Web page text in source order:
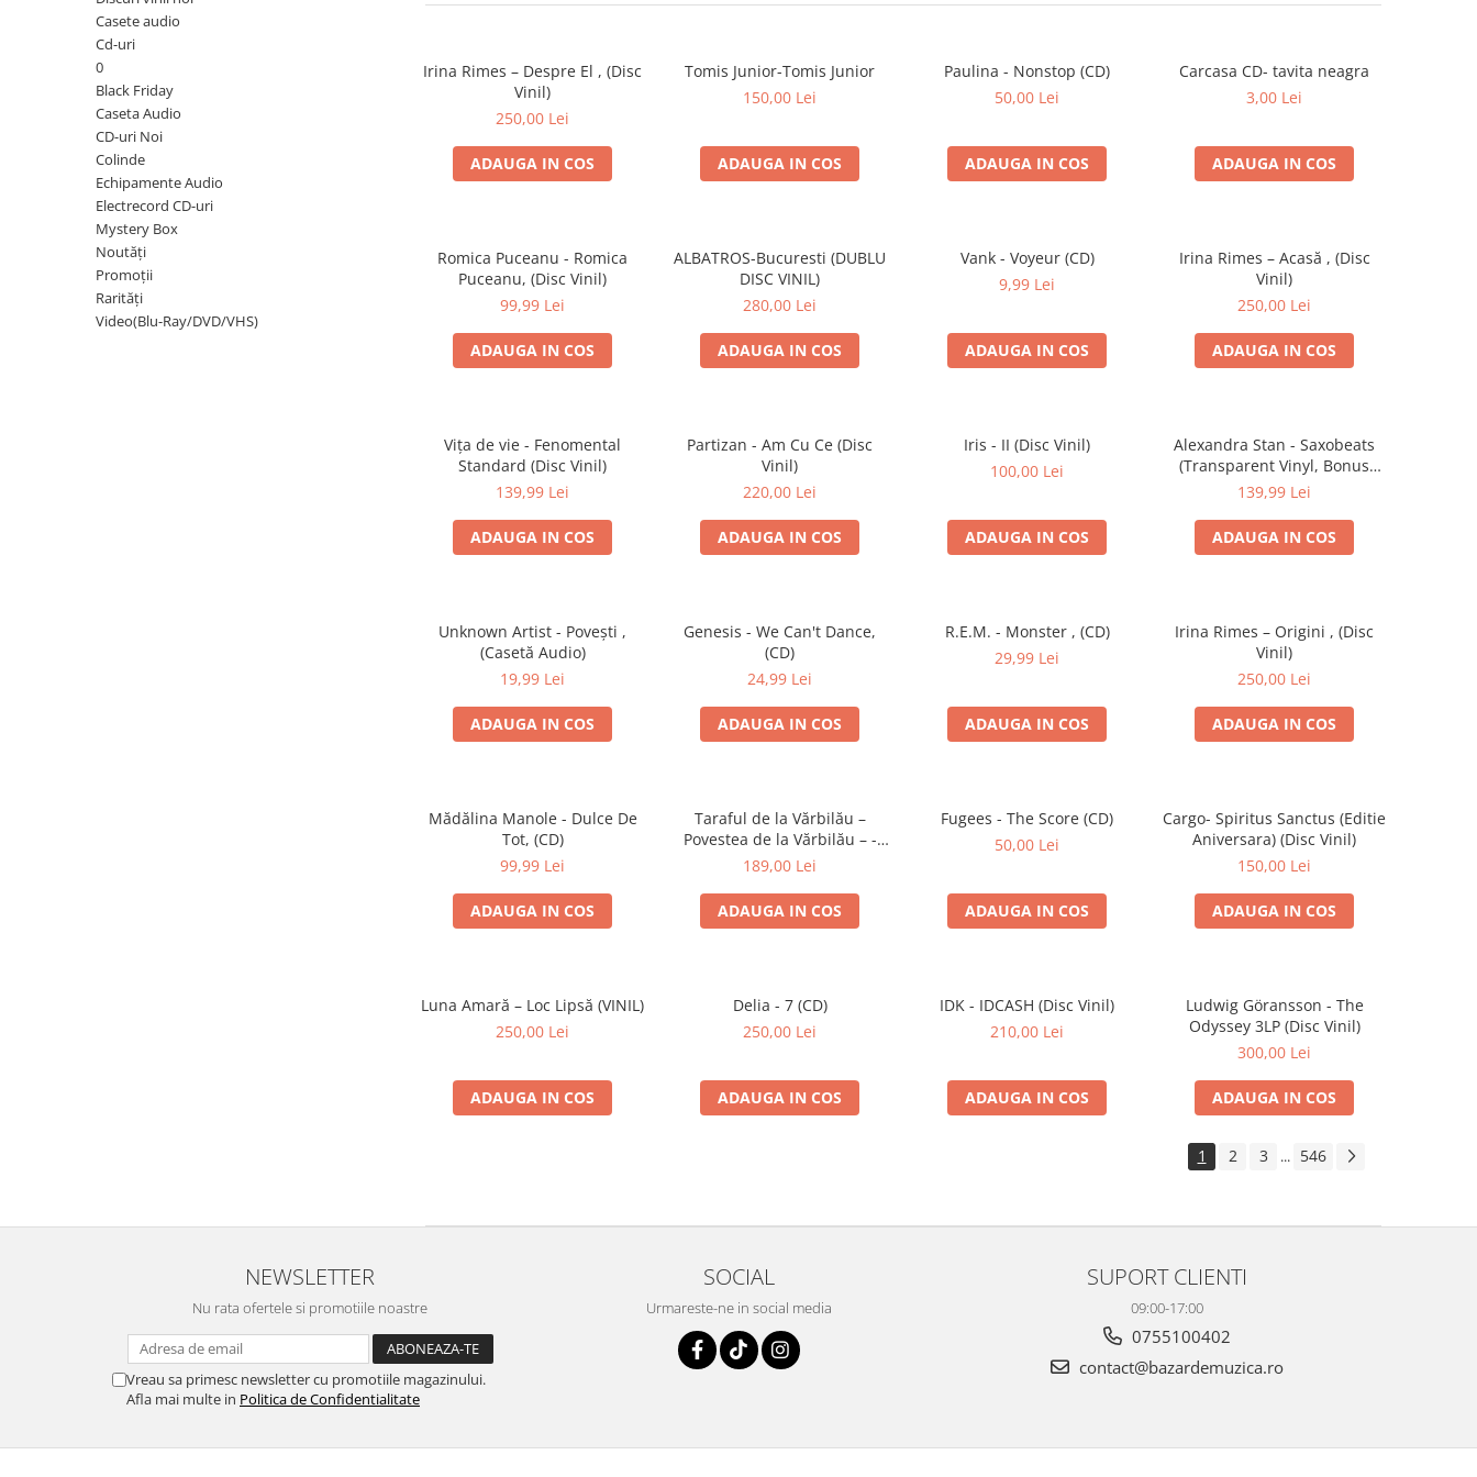
Viniluri Românești
Colecția Electrecord
Casete audio
Cd-uri
0
Black Friday
Caseta Audio
CD-uri Noi
Colinde
Echipamente Audio
Electrecord CD-uri
Mystery Box
Noutăți
Promoții
Rarități
Video(Blu-Ray/DVD/VHS)
Irina Rimes – Despre El , (Disc
Vinil)
250,00 Lei
ADAUGA IN COS
Tomis Junior-Tomis Junior
150,00 Lei
ADAUGA IN COS
Paulina - Nonstop (CD)
50,00 Lei
ADAUGA IN COS
Carcasa CD- tavita neagra
3,00 Lei
ADAUGA IN COS
Romica Puceanu - Romica
Puceanu, (Disc Vinil)
99,99 Lei
ADAUGA IN COS
ALBATROS-Bucuresti (DUBLU
DISC VINIL)
280,00 Lei
ADAUGA IN COS
Vank - Voyeur (CD)
9,99 Lei
ADAUGA IN COS
Irina Rimes – Acasă , (Disc
Vinil)
250,00 Lei
ADAUGA IN COS
Vița de vie - Fenomental
Standard (Disc Vinil)
139,99 Lei
ADAUGA IN COS
Partizan - Am Cu Ce (Disc
Vinil)
220,00 Lei
ADAUGA IN COS
Iris - II (Disc Vinil)
100,00 Lei
ADAUGA IN COS
Alexandra Stan - Saxobeats
(Transparent Vinyl, Bonus
Tracks) ) (Disc Vinil)
139,99 Lei
ADAUGA IN COS
Unknown Artist - Povești ,
(Casetă Audio)
19,99 Lei
ADAUGA IN COS
Genesis - We Can't Dance,
(CD)
24,99 Lei
ADAUGA IN COS
R.E.M. - Monster , (CD)
29,99 Lei
ADAUGA IN COS
Irina Rimes – Origini , (Disc
Vinil)
250,00 Lei
ADAUGA IN COS
Mădălina Manole - Dulce De
Tot, (CD)
99,99 Lei
ADAUGA IN COS
Taraful de la Vărbilău –
Povestea de la Vărbilău – -
Electrecord, (Disc Vinil)
189,00 Lei
ADAUGA IN COS
Fugees - The Score (CD)
50,00 Lei
ADAUGA IN COS
Cargo- Spiritus Sanctus (Editie
Aniversara) (Disc Vinil)
150,00 Lei
ADAUGA IN COS
Luna Amară – Loc Lipsă (VINIL)
250,00 Lei
ADAUGA IN COS
Delia - 7 (CD)
250,00 Lei
ADAUGA IN COS
IDK - IDCASH (Disc Vinil)
210,00 Lei
ADAUGA IN COS
Ludwig Göransson - The
Odyssey 3LP (Disc Vinil)
300,00 Lei
ADAUGA IN COS
1 2 3 ... 546
NEWSLETTER
Nu rata ofertele si promotiile noastre
Vreau sa primesc newsletter cu promotiile magazinului.
Afla mai multe in Politica de Confidentialitate
SOCIAL
Urmareste-ne in social media
SUPORT CLIENTI
09:00-17:00
0755100402
contact@bazardemuzica.ro